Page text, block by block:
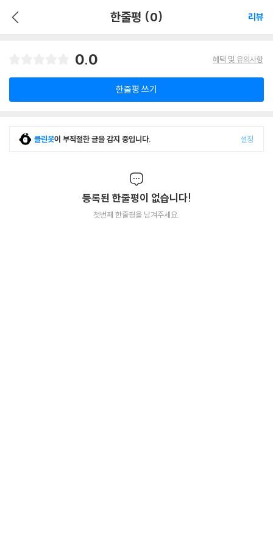
한줄평 (0) 리뷰
0.0 혜택 및 유의사항
한줄평 쓰기
클린봇이 부적절한 글을 감지 중입니다. 설정
등록된 한줄평이 없습니다!
첫번째 한줄평을 남겨주세요.